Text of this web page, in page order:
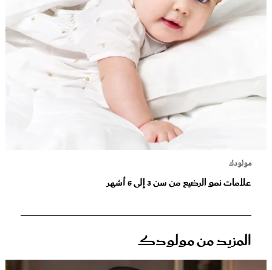
مولودك
علامات نمو الرضيع من سن 3 إلى 6 أشهر
المزيد من مولودك